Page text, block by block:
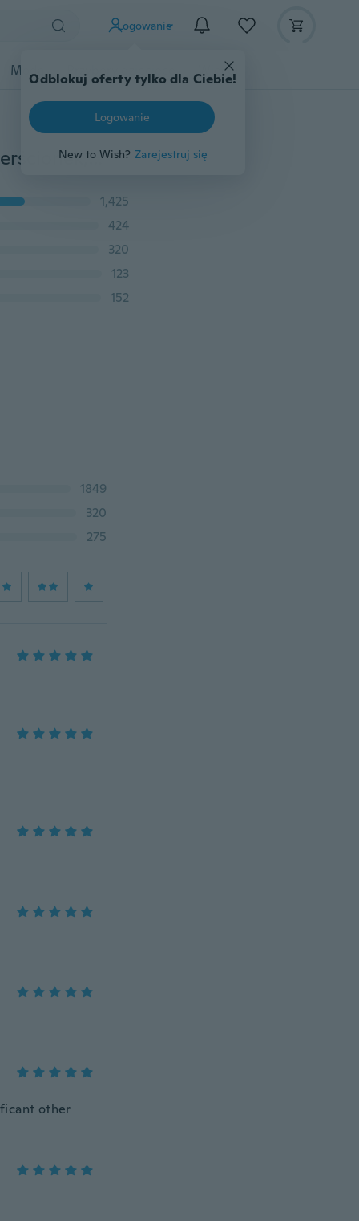
Logowanie
Odblokuj oferty tylko dla Ciebie!
Logowanie
New to Wish? Zarejestruj się
Moda Przybory dziecięce Więcej
męskie naszyjniki Biblia krzyż pierścionek naszyjnik pierścionek, tytanowa stal męski naszyjnik ze stali nierdzewnej, krzyż naszyjnik mężczyzna kochanków naszyjnik
1,425
424
320
123
152
1849
320
275
other